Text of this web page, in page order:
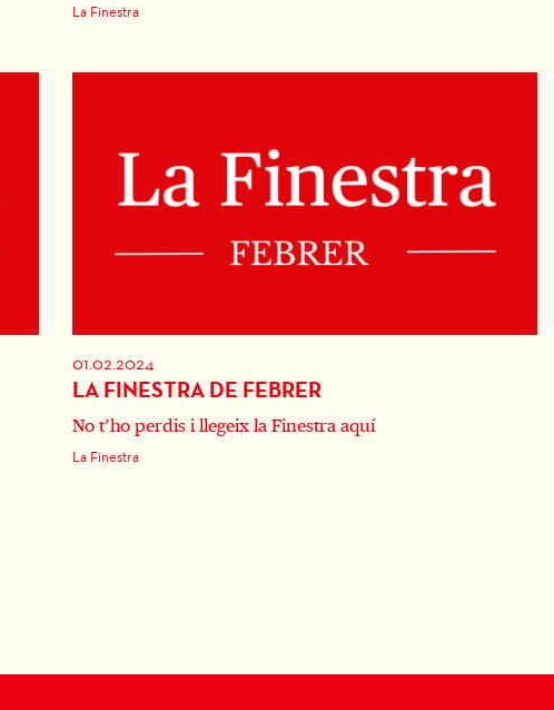
La Finestra
01.02.2024
LA FINESTRA DE FEBRER
No t’ho perdis i llegeix la Finestra aquí
La Finestra